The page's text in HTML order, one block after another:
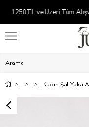
Kadın Şal Yaka